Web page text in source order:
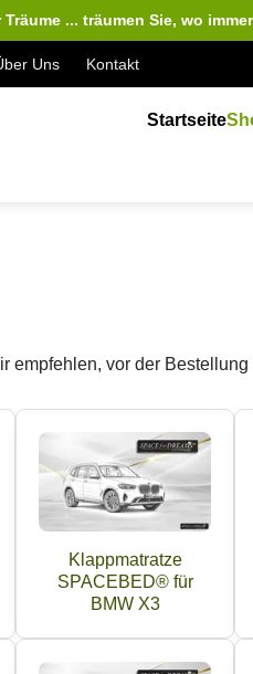
Träume ... träumen Sie, wo
Uns Kontakt
Startseite
empfehlen, vor der
Klappmatratze
SPACEBED® für
BMW X3